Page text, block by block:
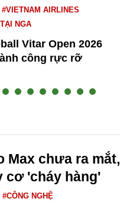
#VIETNAM AIRLINES
NGA
Vitar Open 2026
công rực rỡ
Max chưa ra mắt,
cơ 'cháy hàng'
#CÔNG NGHỆ